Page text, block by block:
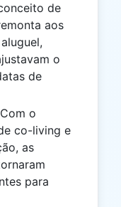
de
aos
o
de
o
co-living e
as
para